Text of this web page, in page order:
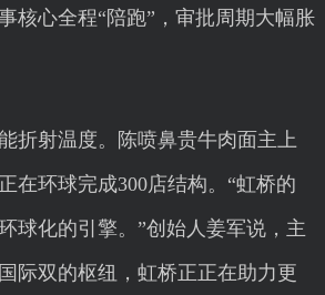
核心全程“陪跑”，审批周期大幅胀
射温度。陈喷鼻贵牛肉面主上
在环球完成300店结构。“虹桥的
球化的引擎。”创始人姜军说，主
际双的枢纽，虹桥正正在助力更